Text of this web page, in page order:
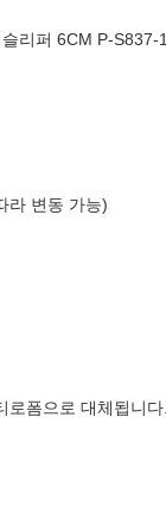
리퍼 6CM P-S837-1
라 변동 가능)
로폼으로 대체됩니다.